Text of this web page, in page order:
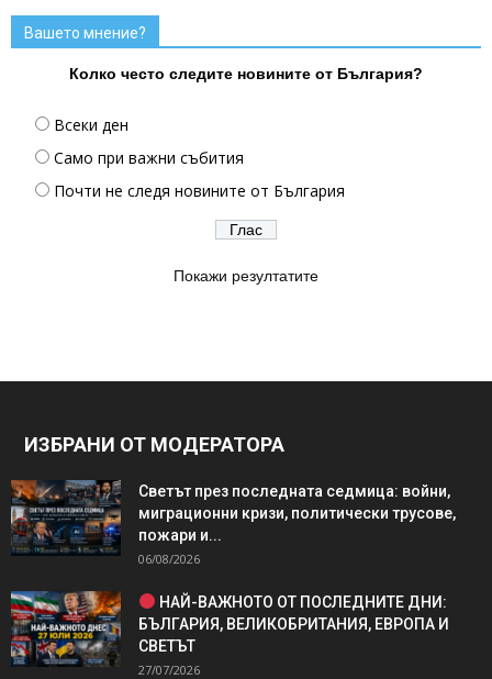
Вашето мнение?
Колко често следите новините от България?
Всеки ден
Само при важни събития
Почти не следя новините от България
Покажи резултатите
ИЗБРАНИ ОТ МОДЕРАТОРА
Светът през последната седмица: войни,
миграционни кризи, политически трусове,
пожари и...
06/08/2026
НАЙ-ВАЖНОТО ОТ ПОСЛЕДНИТЕ ДНИ:
БЪЛГАРИЯ, ВЕЛИКОБРИТАНИЯ, ЕВРОПА И
СВЕТЪТ
27/07/2026